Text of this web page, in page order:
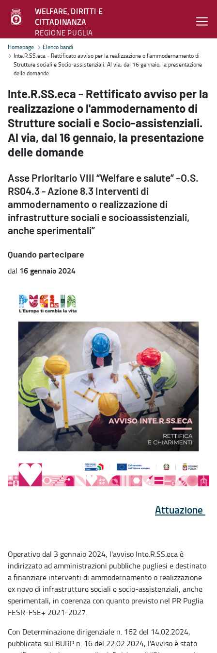
WELFARE, DIRITTI E
CITTADINANZA
REGIONE PUGLIA
Inte.R.SS.eca - Rettificato avviso per la realizzazione o
Homepage
Elenco bandi
Inte.R.SS.eca - Rettificato avviso per la realizzazione o l'ammodernamento di
Strutture sociali e Socio-assistenziali. Al via, dal 16 gennaio, la presentazione
delle domande
Inte.R.SS.eca - Rettificato avviso per la
realizzazione o l'ammodernamento di
Strutture sociali e Socio-assistenziali.
Al via, dal 16 gennaio, la presentazione
delle domande
Asse Prioritario VIII “Welfare e salute” –O.S.
RS04.3 - Azione 8.3 Interventi di
ammodernamento o realizzazione di
infrastrutture sociali e socioassistenziali,
anche sperimentali”
Quando partecipare
dal 16 gennaio 2024
Attuazione
Operativo dal 3 gennaio 2024, l'avviso Inte.R.SS.eca è
indirizzato ad amministrazioni pubbliche pugliesi e destinato
a finanziare interventi di ammodernamento o realizzazione
ex novo di infrastrutture sociali e socio-assistenziali, anche
sperimentali, in coerenza con quanto previsto nel PR Puglia
FESR-FSE+ 2021-2027.
Con Determinazione dirigenziale n. 162 del 14.02.2024,
pubblicata sul BURP n. 16 del 22.02.2024, l'Avviso è stato